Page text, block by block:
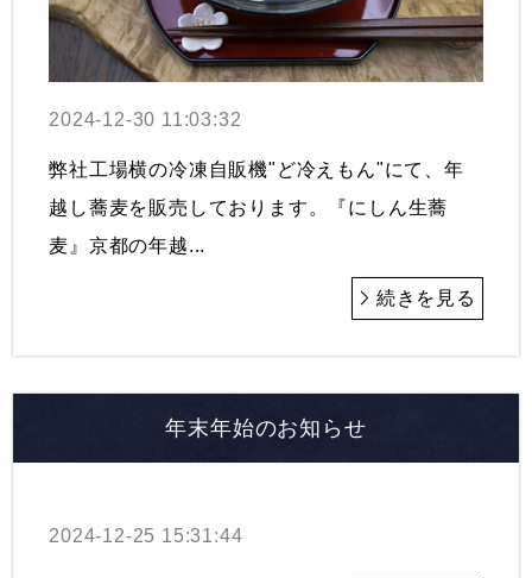
2024-12-30 11:03:32
弊社工場横の冷凍自販機"ど冷えもん"にて、年
越し蕎麦を販売しております。『にしん生蕎
麦』京都の年越...
続きを見る
年末年始のお知らせ
2024-12-25 15:31:44